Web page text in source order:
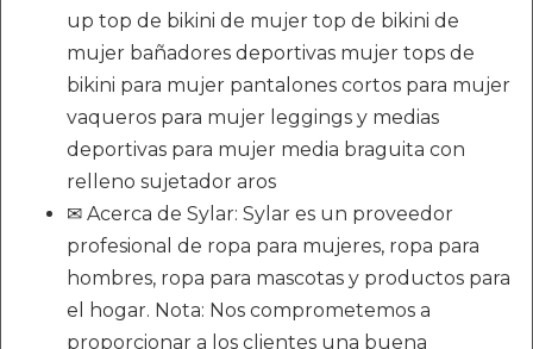
up top de bikini de mujer top de bikini de
mujer bañadores deportivas mujer tops de
bikini para mujer pantalones cortos para mujer
vaqueros para mujer leggings y medias
deportivas para mujer media braguita con
relleno sujetador aros
✉ Acerca de Sylar: Sylar es un proveedor
profesional de ropa para mujeres, ropa para
hombres, ropa para mascotas y productos para
el hogar. Nota: Nos comprometemos a
proporcionar a los clientes una buena